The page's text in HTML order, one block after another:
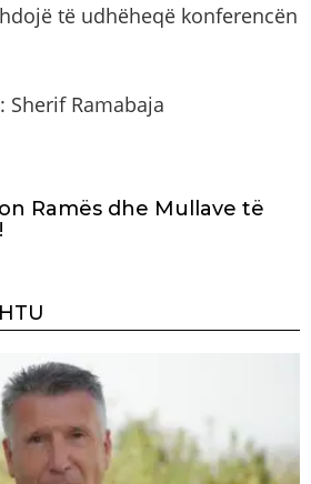
të udhëheqë konferencën
Sherif Ramabaja
Ramës dhe Mullave të